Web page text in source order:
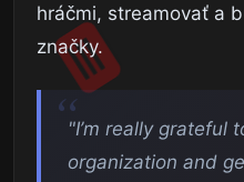
hráčmi, streamovať a
značky.
"I’m really grateful
organization and